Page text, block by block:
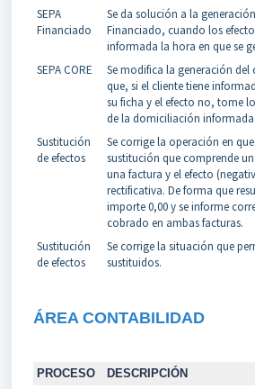
SEPA
Financiado
Se da solución a la
Financiado, cuando los
informada la hora en que se
SEPA CORE
Se modifica la generación del
que, si el cliente tiene
su ficha y el efecto no, tome
de la domiciliación informada
Sustitución
de efectos
Se corrige la operación en
sustitución que comprende
una factura y el efecto
rectificativa. De forma que
importe 0,00 y se informe
cobrado en ambas facturas.
Sustitución
de efectos
Se corrige la situación que
sustituidos.
ÁREA CONTABILIDAD
PROCESO DESCRIPCIÓN